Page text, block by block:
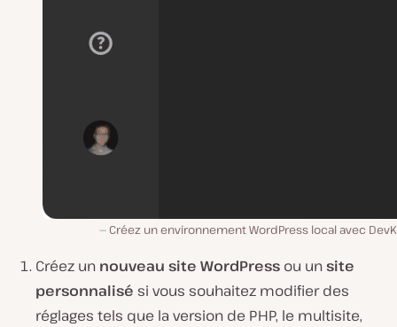
Créez un environnement WordPress local avec
Créez un nouveau site WordPress ou unsite
personnalisé si vous souhaitez modifier des
réglages tels que la version de PHP, le multisite,